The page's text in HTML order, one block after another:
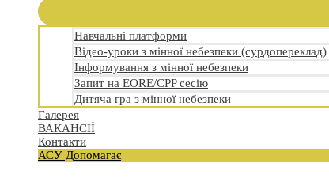
Навчальні платформи
Відео-уроки з мінної небезпеки (сурдопереклад)
Інформування з мінної небезпеки
Запит на EORE/CPP сесію
Дитяча гра з мінної небезпеки
Галерея
ВАКАНСІЇ
Контакти
АСУ Допомагає